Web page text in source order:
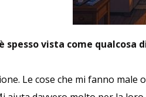
spesso vista come
Le cose che mi fanno